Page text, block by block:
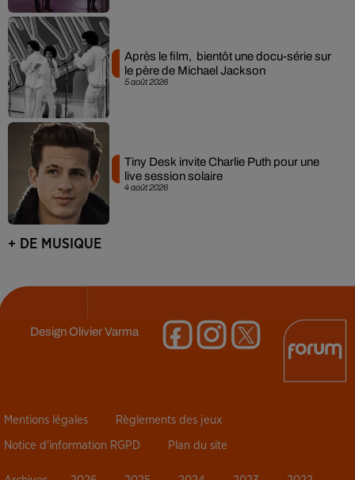
5 août 2026
Après le film, bientôt une docu-série sur
le père de Michael Jackson
4 août 2026
Tiny Desk invite Charlie Puth pour une
live session solaire
+ DE MUSIQUE
DesignOlivier Varma
Mentions légales Règlements des jeux
Notice d’information RGPD Plan du site